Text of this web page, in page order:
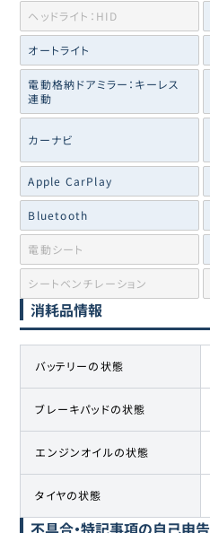
ヘッドライト：HID
オートライト
電動格納ドアミラー：キーレス
連動
カーナビ
Apple CarPlay
Bluetooth
電動シート
シートベンチレーション
消耗品情報
バッテリーの状態
ブレーキパッドの状態
エンジンオイルの状態
タイヤの状態
不具合・特記事項の自己申告